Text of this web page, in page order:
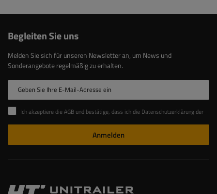
Begleiten Sie uns
Melden Sie sich für unseren Newsletter an, um News und
Sonderangebote regelmäßig zu erhalten.
Geben Sie Ihre E-Mail-Adresse ein
Ich akzeptiere die AGB und bestätige, dass ich die Datenschutzerklärung der Website zur Kenntnis genommen habe
Anmelden